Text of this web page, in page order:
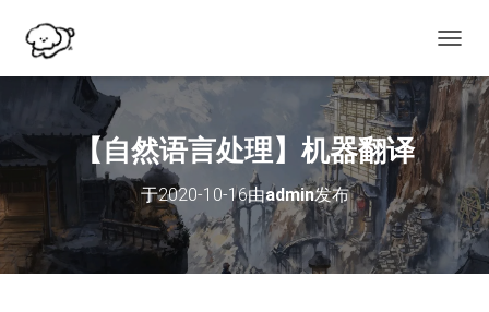
换
导
航
【自然语言处理】机器翻译
于2020-10-16由admin发布